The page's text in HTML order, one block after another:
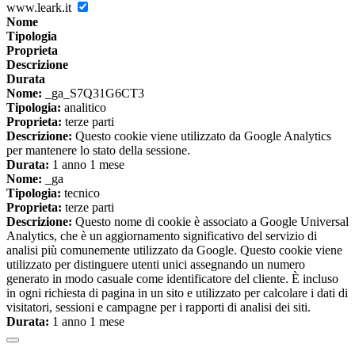
www.leark.it
Nome
Tipologia
Proprieta
Descrizione
Durata
Nome: _ga_S7Q31G6CT3
Tipologia: analitico
Proprieta: terze parti
Descrizione: Questo cookie viene utilizzato da Google Analytics
per mantenere lo stato della sessione.
Durata: 1 anno 1 mese
Nome: _ga
Tipologia: tecnico
Proprieta: terze parti
Descrizione: Questo nome di cookie è associato a Google Universal
Analytics, che è un aggiornamento significativo del servizio di
analisi più comunemente utilizzato da Google. Questo cookie viene
utilizzato per distinguere utenti unici assegnando un numero
generato in modo casuale come identificatore del cliente. È incluso
in ogni richiesta di pagina in un sito e utilizzato per calcolare i dati di
visitatori, sessioni e campagne per i rapporti di analisi dei siti.
Durata: 1 anno 1 mese